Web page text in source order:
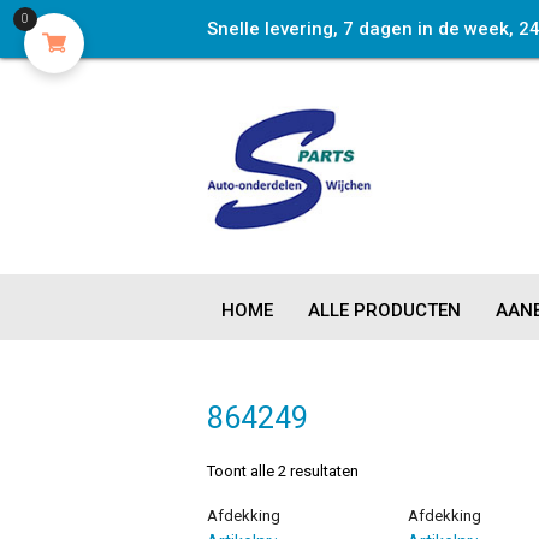
Snelle levering, 7 dagen in de week,
HOME ALLE PRODUCTEN
864249
Toont alle 2 resultaten
Afdekking Afdekking
0